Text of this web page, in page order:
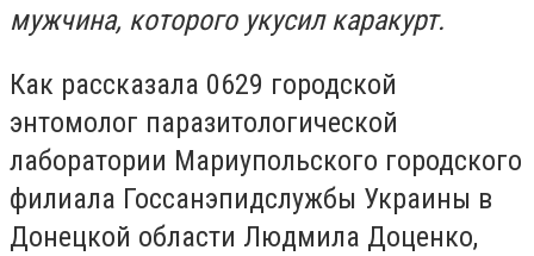
мужчина, которого укусил каракурт.
Как рассказала 0629 городской
энтомолог паразитологической
лаборатории Мариупольского городского
филиала Госсанэпидслужбы Украины в
Донецкой области Людмила Доценко,